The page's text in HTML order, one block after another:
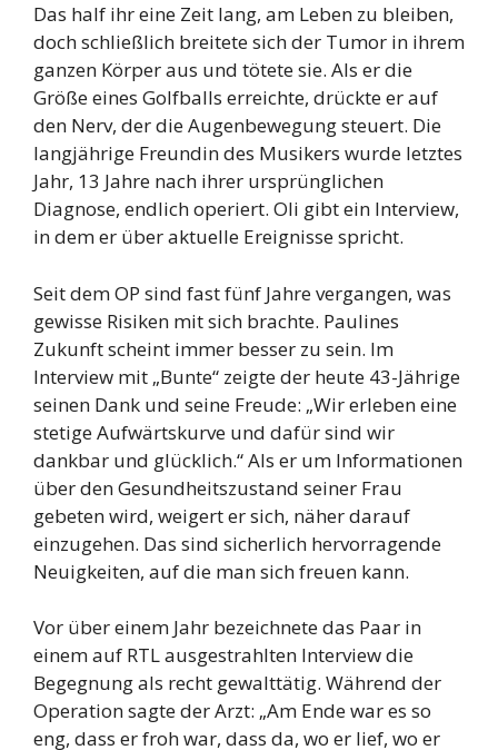
Das half ihr eine Zeit lang, am Leben zu bleiben,
doch schließlich breitete sich der Tumor in ihrem
ganzen Körper aus und tötete sie. Als er die
Größe eines Golfballs erreichte, drückte er auf
den Nerv, der die Augenbewegung steuert. Die
langjährige Freundin des Musikers wurde letztes
Jahr, 13 Jahre nach ihrer ursprünglichen
Diagnose, endlich operiert. Oli gibt ein Interview,
in dem er über aktuelle Ereignisse spricht.
Seit dem OP sind fast fünf Jahre vergangen, was
gewisse Risiken mit sich brachte. Paulines
Zukunft scheint immer besser zu sein. Im
Interview mit „Bunte“ zeigte der heute 43-Jährige
seinen Dank und seine Freude: „Wir erleben eine
stetige Aufwärtskurve und dafür sind wir
dankbar und glücklich.“ Als er um Informationen
über den Gesundheitszustand seiner Frau
gebeten wird, weigert er sich, näher darauf
einzugehen. Das sind sicherlich hervorragende
Neuigkeiten, auf die man sich freuen kann.
Vor über einem Jahr bezeichnete das Paar in
einem auf RTL ausgestrahlten Interview die
Begegnung als recht gewalttätig. Während der
Operation sagte der Arzt: „Am Ende war es so
eng, dass er froh war, dass da, wo er lief, wo er